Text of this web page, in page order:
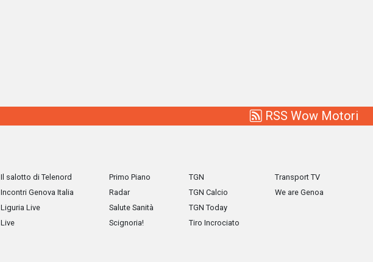
RSS Wow Motori
Il salotto di Telenord
Incontri Genova Italia
Liguria Live
Live
Primo Piano
Radar
Salute Sanità
Scignoria!
TGN
TGN Calcio
TGN Today
Tiro Incrociato
Transport TV
We are Genoa